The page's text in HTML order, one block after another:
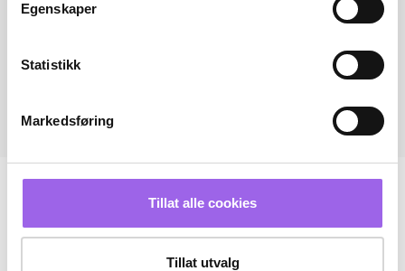
Egenskaper
Statistikk
Markedsføring
Tillat alle cookies
Tillat utvalg